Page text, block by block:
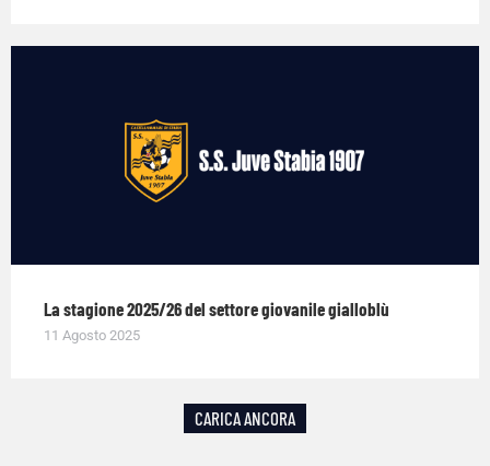
La stagione 2025/26 del settore giovanile gialloblù
11 Agosto 2025
CARICA ANCORA